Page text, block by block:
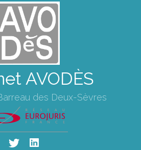
AVODÈS
des Deux-Sèvres